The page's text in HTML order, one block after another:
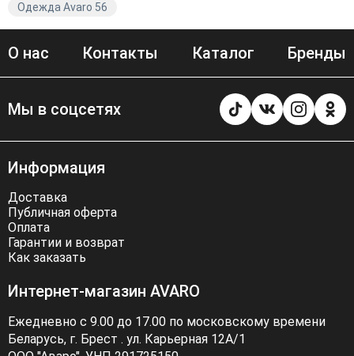
Одежда Avaro 56
О нас Контакты Каталог Бренды
Мы в соцсетях
Информация
Доставка
Публичная оферта
Оплата
Гарантии и возврат
Как заказать
Интернет-магазин AVARO
Ежедневно с 9.00 до 17.00 по московскому времени
Беларусь, г. Брест . ул. Карьерная 12А/1